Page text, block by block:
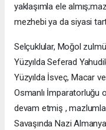
yaklaşımla ele
mezhebi ya da siyasi
Selçuklular, Moğol
Yüzyılda Seferad
Yüzyılda İsveç, Macar
Osmanlı İmparatorluğu
devam etmiş ,
Savaşında Nazi